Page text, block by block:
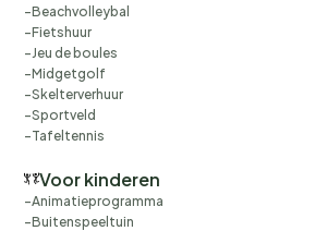
Beachvolleybal
Fietshuur
Jeu de boules
Midgetgolf
Skelterverhuur
Sportveld
Tafeltennis
Voor kinderen
Animatieprogramma
Buitenspeeltuin